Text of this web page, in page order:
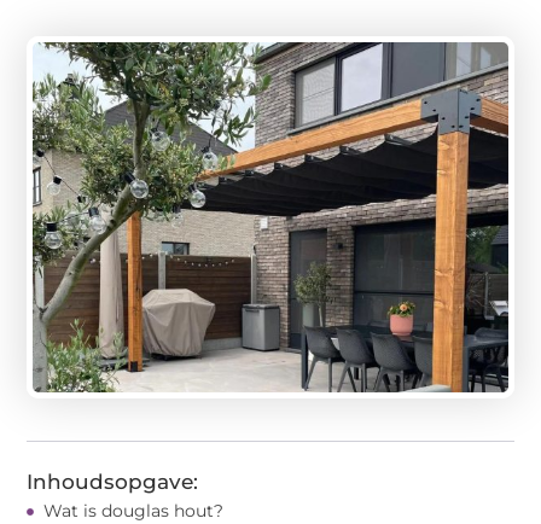
Inhoudsopgave:
Wat is douglas hout?